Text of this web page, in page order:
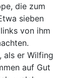
die zum
sieben
von ihm
als er Wilfing
auf Gut